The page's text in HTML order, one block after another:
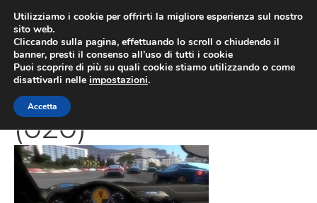
contenuto
Test Drive Ferrari
(020)
Utilizziamo i cookie per offrirti la migliore esperienza sul nostro
sito web.
Cliccando sulla pagina, effettuando lo scroll o chiudendo il
banner, presti il consenso all’uso di tutti i cookie
Puoi scoprire di più su quali cookie stiamo utilizzando o come
disattivarli nelle impostazioni.
Accetta